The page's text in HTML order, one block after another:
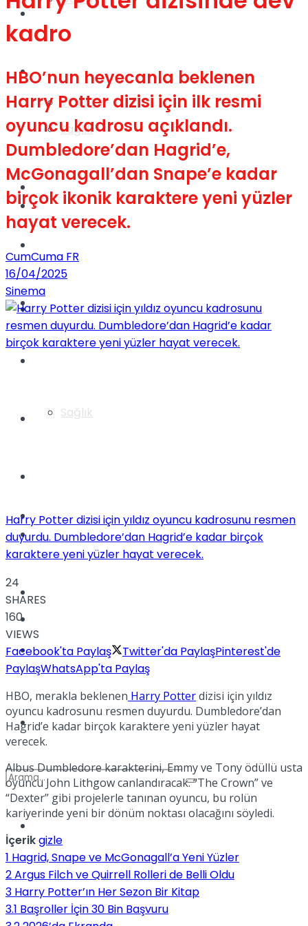
Videolar
Gündem
Yaşam
Sağlık
TV
Dünya
Gündem
Yaşam
Sağlık
Dünya
Müzik
Tatil
Spor
Podcast
No Result
View All Result
kadro
HBO’nun heyecanla beklenen
Harry Potter dizisi için ilk resmi
oyuncu kadrosu açıklandı.
Dumbledore’dan Hagrid’e,
McGonagall’dan Snape’e kadar
birçok ikonik karaktere yeni yüzler
hayat verecek.
CumCuma FR
16/04/2025
Sinema
Harry Potter dizisi için yıldız oyuncu kadrosunu resmen
duyurdu. Dumbledore’dan Hagrid’e kadar birçok
karaktere yeni yüzler hayat verecek.
24
SHARES
160
VIEWS
Facebook'ta Paylaş
Twitter'da PaylaşPinterest'de
PaylaşWhatsApp'ta Paylaş
HBO, merakla beklenen Harry Potterdizisi için yıldız
oyuncu kadrosunu resmen duyurdu. Dumbledore’dan
Hagrid’e kadar birçok karaktere yeni yüzler hayat
verecek.
Albus Dumbledore karakterini, Emmy ve Tony ödüllü usta
oyuncu John Lithgow canlandıracak. “The Crown” ve
“Dexter” gibi projelerle tanınan oyuncu, bu rolün
kariyerinde yeni bir dönüm noktası olacağını söyledi.
İçerikgizle
1 Hagrid, Snape ve McGonagall’a Yeni Yüzler
2Argus Filch ve Quirrell Rolleri de Belli Oldu
3 Harry Potter’ın Her Sezon Bir Kitap
3.1 Başroller İçin 30 Bin Başvuru